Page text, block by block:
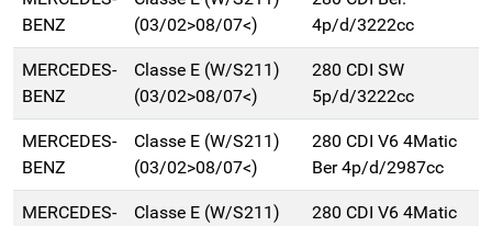
BENZ
(03/02>08/07<)
4p/d/3222cc
MERCEDES-
BENZ
Classe E (W/S211)
(03/02>08/07<)
280 CDI SW
5p/d/3222cc
MERCEDES-
BENZ
Classe E (W/S211)
(03/02>08/07<)
280 CDI V6 4Matic
Ber 4p/d/2987cc
MERCEDES-
Classe E (W/S211)
280 CDI V6 4Matic